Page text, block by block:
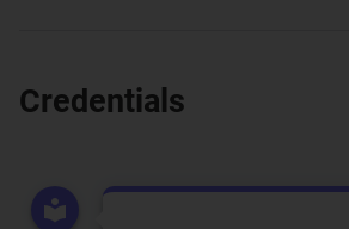
Credentials